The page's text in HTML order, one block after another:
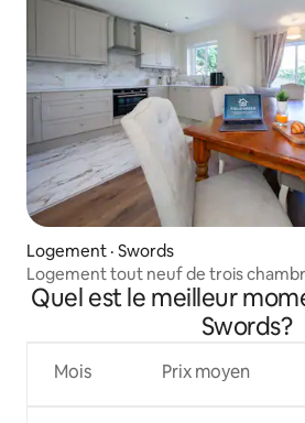
Logement · Swords
Logement tout neuf de trois
familles/Près de l'aéroport
Quel est le meilleur
Swords?
Mois Prix moyen